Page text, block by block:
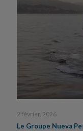
2 février, 2026
Le Groupe Nueva